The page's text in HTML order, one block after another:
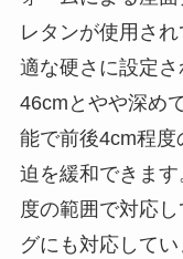
レタンが使用さ
適な硬さに設定
46cmとやや深め
能で前後4cm程
迫を緩和できま
度の範囲で対応
グにも対応してい